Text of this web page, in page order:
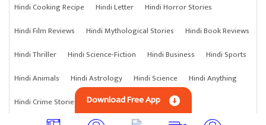
Hindi Cooking Recipe
Hindi Letter
Hindi Horror Stories
Hindi Film Reviews
Hindi Mythological Stories
Hindi Book Reviews
Hindi Thriller
Hindi Science-Fiction Hindi Business
Hindi Sports
Hindi Animals
Hindi Astrology Hindi Science
Hindi Anything
Hindi Crime Stories
Download Free App